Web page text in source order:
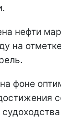
нефти
на
фоне